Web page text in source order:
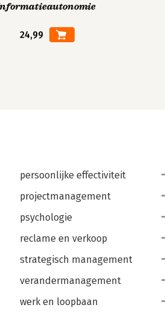
24,99
persoonlijke effectiviteit
projectmanagement
psychologie
reclame en verkoop
strategisch management
verandermanagement
werk en loopbaan